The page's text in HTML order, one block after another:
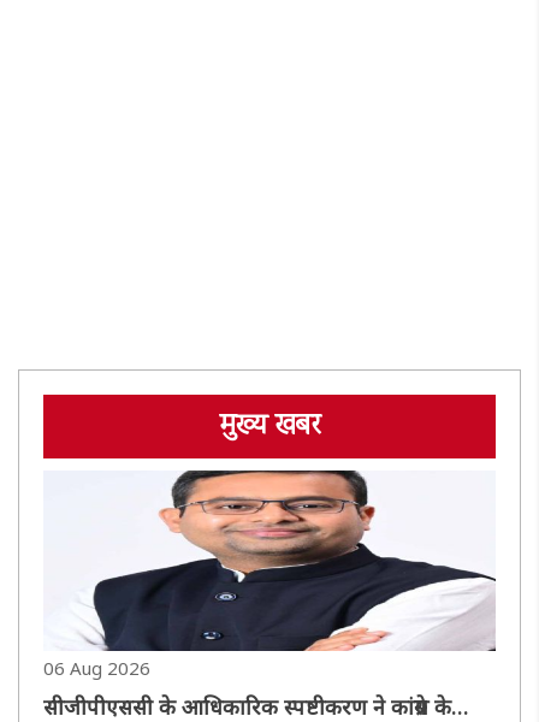
मुख्य खबर
06 Aug 2026
सीजीपीएससी के आधिकारिक स्पष्टीकरण ने कांग्रेस के